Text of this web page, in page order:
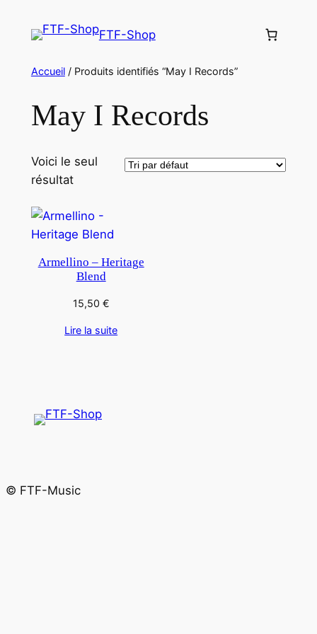
FTF-Shop
Accueil/ Produits identifiés “May I Records”
May I Records
Voici le seul
résultat
Armellino – Heritage
Blend
15,50 €
Lire la suite
© FTF-Music